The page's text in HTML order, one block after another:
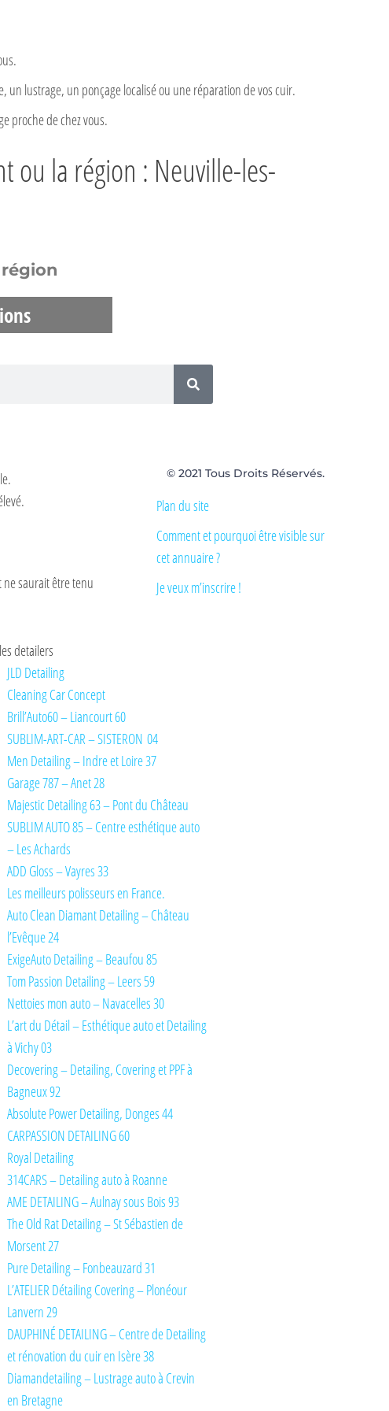
un lustrage, un ponçage localisé ou une réparation de vos cuir.
proche de chez vous.
ou la région : Neuville-les-
saurait être tenu
© 2021 Tous Droits Réservés.
Plan du site
Comment et pourquoi être visible sur
cet annuaire ?
Je veux m’inscrire !
detailers
JLD Detailing
Cleaning Car Concept
Brill’Auto60 – Liancourt 60
SUBLIM-ART-CAR – SISTERON 04
Men Detailing – Indre et Loire 37
Garage 787 – Anet 28
Majestic Detailing 63 – Pont du Château
SUBLIM AUTO 85 – Centre esthétique auto
– Les Achards
ADD Gloss – Vayres 33
Les meilleurs polisseurs en France.
Auto Clean Diamant Detailing – Château
l’Evêque 24
ExigeAuto Detailing – Beaufou 85
Tom Passion Detailing – Leers 59
Nettoies mon auto – Navacelles 30
L’art du Détail – Esthétique auto et Detailing
à Vichy 03
Decovering – Detailing, Covering et PPF à
Bagneux 92
Absolute Power Detailing, Donges 44
CARPASSION DETAILING 60
Royal Detailing
314CARS – Detailing auto à Roanne
AME DETAILING – Aulnay sous Bois 93
The Old Rat Detailing – St Sébastien de
Morsent 27
Pure Detailing – Fonbeauzard 31
L’ATELIER Détailing Covering – Plonéour
Lanvern 29
DAUPHINÉ DETAILING – Centre de Detailing
et rénovation du cuir en Isère 38
Diamandetailing – Lustrage auto à Crevin
en Bretagne